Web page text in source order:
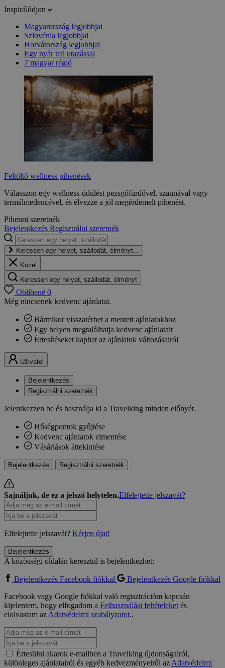
Inspirálódjon
Magyarország legjobbjai
Szlovénia legjobbjai
Horvátország legjobbjai
Egy nyár teli utazással
7 magyar régió
Feltöltő wellness pihenések
Válasszon egy wellness-üdülést pezsgőfürdővel, szaunával vagy
termálmedencével, és élvezze a jól megérdemelt pihenést.
Pihenni szeretnék
Bejelentkezés Regisztrálni szeretnék
Keressen egy helyet, szállodát, élményt...
Közel
Keressen egy helyet, szállodát, élményt
Oblíbené 0
Még nincsenek kedvenc ajánlatai.
Bármikor visszatérhet a mentett ajánlatokhoz
Egy helyen megtalálhatja kedvenc ajánlatait
Értesítéseket kaphat az ajánlatok változásairól
Uživatel
Bejelentkezés
Regisztrálni szeretnék
Jelentkezzen be és használja ki a Travelking minden előnyét.
Hűségpontok gyűjtése
Kedvenc ajánlatok elmentése
Vásárlások áttekintése
Bejelentkezés Regisztrálni szeretnék
Sajnáljuk, de ez a jelszó helytelen.Elfelejtette jelszavát?
Elfelejtette jelszavát? Kérjen újat!
Bejelentkezés
A közösségi oldalán keresztül is bejelentkezhet:
Bejelentkezés Facebook fiókkal
Bejelentkezés Google fiókkal
Facebook vagy Google fiókkal való regisztrációm kapcsán
kijelentem, hogy elfogadom a Felhasználási feltételeketés
elolvastam azAdatvédelmi szabályzatot..
Értesülni akarok e-mailben a Travelking újdonságairól,
különleges ajánlatairól és egyéb kedvezményeiről azAdatvédelmi